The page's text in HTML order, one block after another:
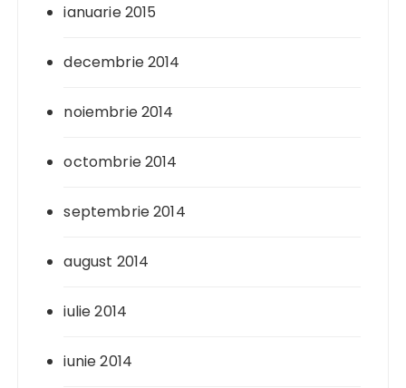
ianuarie 2015
decembrie 2014
noiembrie 2014
octombrie 2014
septembrie 2014
august 2014
iulie 2014
iunie 2014